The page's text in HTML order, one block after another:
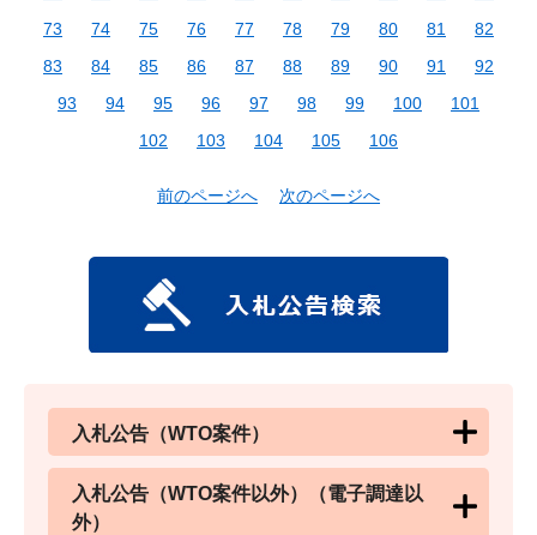
73
74 75 76 77 78 79 80 81
82
83
84 85 86 87 88 89 90 91
92
93
94 95 96 97 98 99 100
101
102
103 104 105 106
前のページへ 次のページへ
入札公告（WTO案件）
入札公告（WTO案件以外）（電子調達以
外）